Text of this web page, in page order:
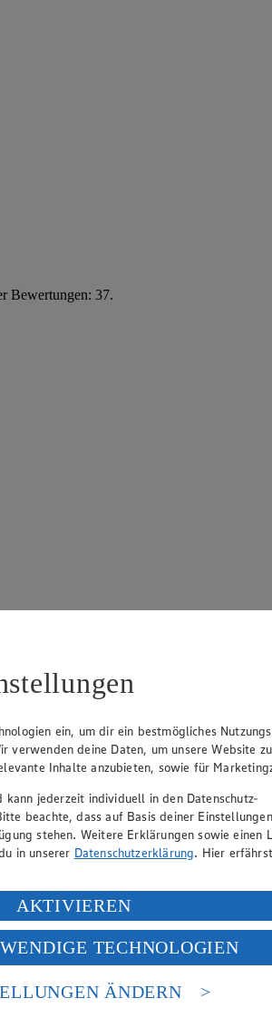
Bewertungen: 37.
ein, um dir ein bestmögliches
verwenden deine Daten, um unsere Website zu
Inhalte anzubieten, sowie für
jederzeit individuell in den Datenschutz-
beachte, dass auf Basis deiner
stehen. Weitere Erklärungen sowie einen
in unserer Datenschutzerklärung. Hier
Daten in den USA durch Facebook und
du im Sinne des Art. 49 Abs. 1 Satz 1 lit.
werden. Der EuGH sieht die USA als
nicht angemessenen Datenschutzniveau an. Es
Behörden.
AKTIVIEREN
TECHNOLOGIEN
ÄNDERN